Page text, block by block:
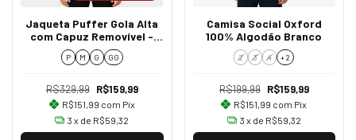
Jaqueta Puffer Gola Alta
com Capuz Removível -
Preto
P M G GG
R$329,99 R$159,99
R$151,99 com Pix
3 x de R$59,32
Camisa Social Oxford
100% Algodão Branco
2 3 4 + 2
R$199,99 R$159,99
R$151,99 com Pix
3 x de R$59,32